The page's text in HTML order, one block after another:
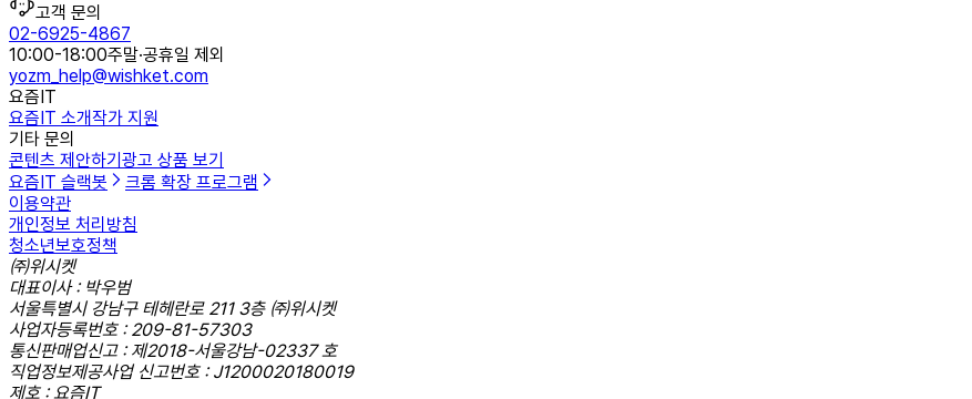
고객 문의
02-6925-4867
10:00-18:00주말·공휴일 제외
yozm_help@wishket.com
요즘IT
요즘IT 소개작가 지원
기타 문의
콘텐츠 제안하기광고 상품 보기
요즘IT 슬랙봇
크롬 확장 프로그램
이용약관
개인정보 처리방침
청소년보호정책
㈜위시켓
대표이사 : 박우범
서울특별시 강남구 테헤란로 211 3층 ㈜위시켓
사업자등록번호 : 209-81-57303
통신판매업신고 : 제2018-서울강남-02337 호
직업정보제공사업 신고번호 : J1200020180019
제호 : 요즘IT